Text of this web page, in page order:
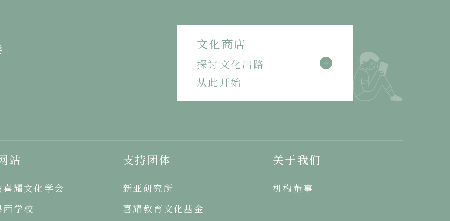
文化商店
探讨文化出路
从此开始
站
耀文化学会
学校
支持团体
新亚研究所
喜耀教育文化基金
关于我们
机构董事